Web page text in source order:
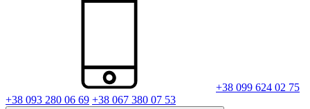
+38 099 624 02 75
+38 093 280 06 69 +38 067 380 07 53